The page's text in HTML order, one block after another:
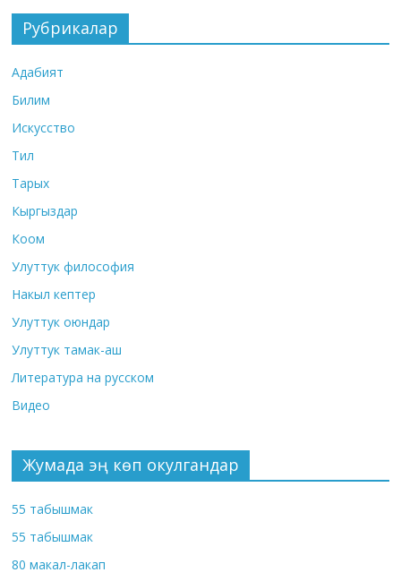
Рубрикалар
Адабият
Билим
Искусство
Тил
Тарых
Кыргыздар
Коом
Улуттук философия
Накыл кептер
Улуттук оюндар
Улуттук тамак-аш
Литература на русском
Видео
Жумада эң көп окулгандар
55 табышмак
55 табышмак
80 макал-лакап